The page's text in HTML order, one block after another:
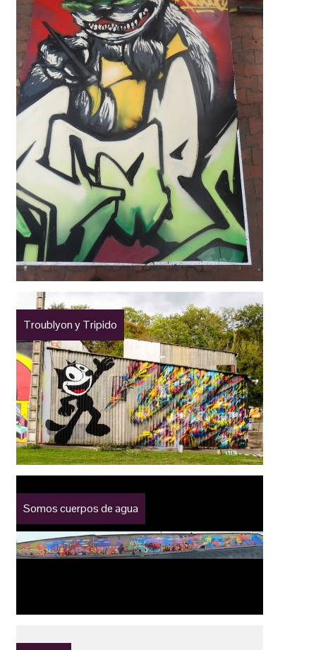
Troublyon y Tripido
Somos cuerpos de agua